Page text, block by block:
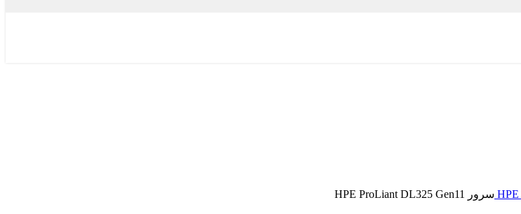
سرور HPE ProLiant DL325 Gen11